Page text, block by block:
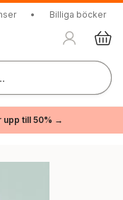
• Billiga böcker
upp till 50% →